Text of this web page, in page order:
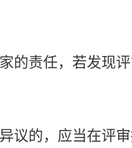
的责任，若发现
议的，应当在评